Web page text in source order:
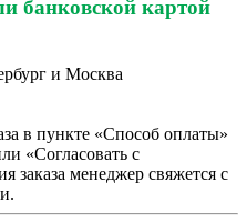
банковской картой
и Москва
в пункте «Способ оплаты»
«Согласовать с
заказа менеджер свяжется с